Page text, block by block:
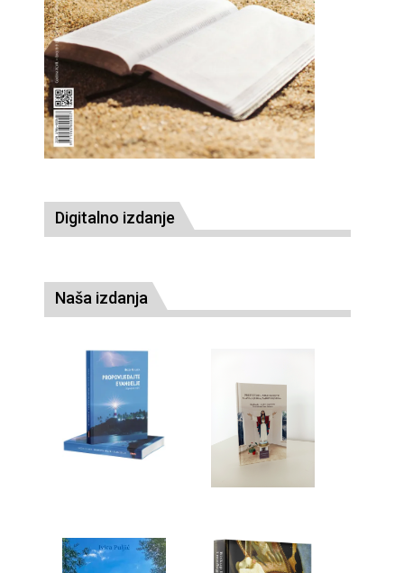
Digitalno izdanje
Naša izdanja